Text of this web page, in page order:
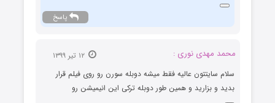
پاسخ
محمد مهدی نوری :
سلام سایتتون عالیه فقط میشه دوبله سورن رو روی فیلم قرار
بدید و بزارید و همین طور دوبله ترکی این انیمیشن رو